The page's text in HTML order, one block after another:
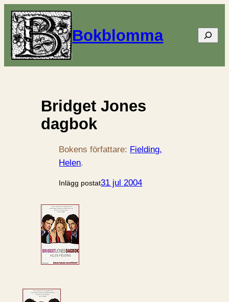
Bokblomma Sök
Bridget Jones
dagbok
Bokens författare: Fielding,
Helen.
Inlägg postat31 jul 2004